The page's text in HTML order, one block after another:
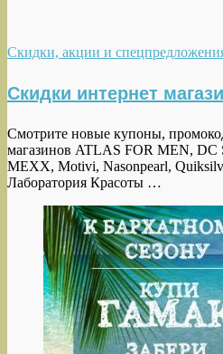
Скидки, акции и
Скидки интернет
Смотрите новые купоны,
магазинов ATLAS FOR MEN, DC
MEXX, Motivi, Nasonpearl,
Лаборатория Красоты …